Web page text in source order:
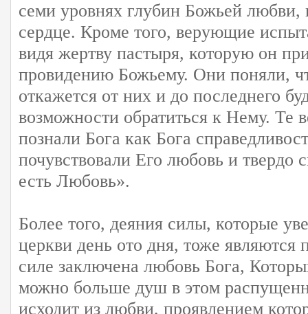
семи уровнях глубин Божьей любви,
сердце. Кроме того, верующие
видя жертву пастыря, которую он
провидению Божьему. Они поняли,
откажется от них и до последнего
возможности обратиться к Нему. Те
познали Бога как Бога
почувствовали Его любовь и твердо
есть Любовь».
Более того, деяния силы, которые
церкви день ото дня, тоже
силе заключена любовь Бога,
можно больше душ в этом
исходит из любви, проявлением